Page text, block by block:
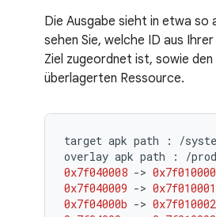
Die Ausgabe sieht in etwa so
sehen Sie, welche ID aus
Ziel zugeordnet ist, sowie den
überlagerten Ressource.
target apk path : /
overlay apk path : /
0x7f040008 -> 0x7f010000
0x7f040009 -> 0x7f010001
0x7f04000b -> 0x7f010002